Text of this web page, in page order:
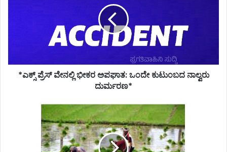
ದುರ್ಮರಣ*
*ಎಕ್ಸ್ ಪ್ರೆಸ್ ವೇನಲ್ಲಿ ಭೀಕರ ಅಪಘಾತ: ಒಂದೇ ಕುಟುಂಬದ ನಾಲ್ವರು
ದುರ್ಮರಣ*